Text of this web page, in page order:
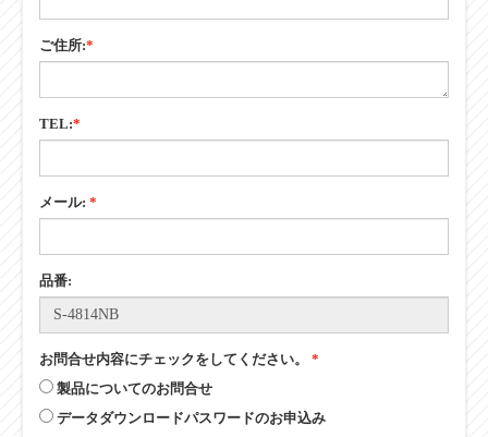
ご住所:*
TEL:*
メール: *
品番:
お問合せ内容にチェックをしてください。 *
製品についてのお問合せ
データダウンロードパスワードのお申込み